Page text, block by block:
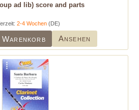
ad lib) score and parts
2-4 Wochen(DE)
Warenkorb Ansehen